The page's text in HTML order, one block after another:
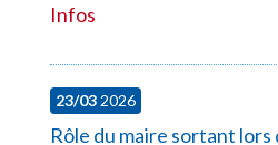
Infos
23/032026
Rôle du maire sortant lors